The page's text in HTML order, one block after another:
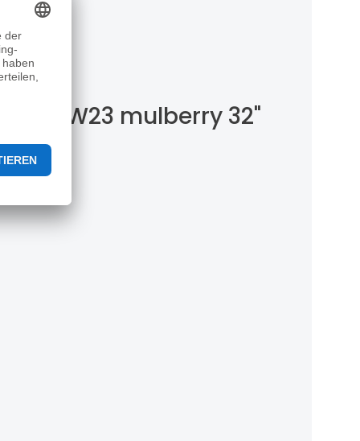
HW23 mulberry 32"